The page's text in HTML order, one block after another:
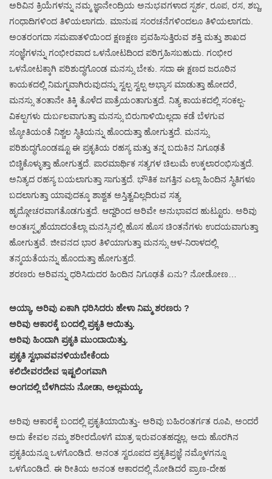
ಅರಿವಿನ ಕ್ರಿಯೆಗಳನ್ನು ನಮ್ಮ ಜ್ಞಾನೇಂದ್ರಿಯ ಅನುಭವಗಳಾದ ಸ್ಪರ್ಶ, ರೂಪ, ರಸ, ಶಬ್ದ,
ಗಂಧಾದಿಗಳಿಂದ ತಿಳಿಯಲಾಗದು. ಮಾನುಷ ಸಂರಚನೆಗಳಿಂದಲೂ ತಿಳಿಯಲಾಗದು.
ಅಂತರಂಗದಾ ಸಮಪಾತಳಿಯಿಂದ ಕ್ಷಣಕ್ಷಣ ಪ್ರವಹಿಸುತ್ತಿರುವ ಶಕ್ತಿ ಮತ್ತು ಶಾಖದ
ಸಂಜ್ಞೆಗಳನ್ನು ಗಂಭೀರವಾದ ಒಳನೋಟದಿಂದ ಪರಿಗ್ರಹಿಸಬಹುದು. ಗಂಭೀರ
ಒಳನೋಟಕ್ಕಾಗಿ ಪರಿಶುದ್ಧಗೊಂಡ ಮನಸ್ಸು ಬೇಕು. ಸದಾ ಈ ಕ್ಷಣದ ಜರೂರಿನ
ಕಾಯಕದಲ್ಲಿ ನಿಮಗ್ನವಾಗಿರುವುದನ್ನು ಸ್ವಲ್ಪ ಸ್ವಲ್ಪ ಅಭ್ಯಾಸ ಮಾಡುತ್ತಾ ಹೋದರೆ,
ಮನಸ್ಸು ತಂತಾನೇ ತಿಕ್ಕಿ ತೊಳೆದ ಪಾತ್ರೆಯಂತಾಗುತ್ತದೆ. ನಿತ್ಯ ಕಾಯಕದಲ್ಲಿ ಸಂಕಲ್ಪ-
ವಿಕಲ್ಪಗಳು ದುರ್ಬಲವಾಗುತ್ತಾ ಮನಸ್ಸು ಬಿರುಗಾಳಿಯಿಲ್ಲದಾ ಕಡೆ ಬೆಳಗುವ
ಜ್ಯೋತಿಯಂತೆ ನಿಶ್ಚಲ ಸ್ಥಿತಿಯನ್ನು ಹೊಂದುತ್ತಾ ಹೋಗುತ್ತದೆ. ಮನಸ್ಸು
ಪರಿಶುದ್ಧಗೊಂಡಷ್ಟೂ ಈ ಪ್ರಕೃತಿಯ ರಹಸ್ಯ ಮತ್ತು ತನ್ನ ಬದುಕಿನ ನಿಗೂಢತೆ
ಬಿಚ್ಚಿಕೊಳ್ಳುತ್ತಾ ಹೋಗುತ್ತದೆ. ಪಾರಮಾರ್ಥಿಕ ಸತ್ಯಗಳ ಚಿಲುಮೆ ಉಕ್ಕಲಾರಂಭಿಸುತ್ತದೆ.
ಅನಿತ್ಯದ ರಹಸ್ಯ ಬಯಲಾಗುತ್ತಾ ಸಾಗುತ್ತದೆ. ಭೌತಿಕ ಜಗತ್ತಿನ ಎಲ್ಲಾ ಹಿಂದಿನ ಸ್ಥಿತಿಗಳೂ
ಬದಲಾಗುತ್ತಾ ಯಾವುದಕ್ಕೂ ಶಾಶ್ವತ ಅಸ್ತಿತ್ವವಿಲ್ಲದಿರುವ ಸತ್ಯ
ಹೃದ್ಗೋಚರವಾಗತೊಡಗುತ್ತದೆ. ಆದ್ದರಿಂದ ಅರಿವೇ ಅನುಭಾವದ ಹುಟ್ಟೂರು. ಅರಿವು
ಅಂತಃಸ್ಪೃಹೆಯಾದಂತೆಲ್ಲಾ ಮನಸ್ಸಿನಲ್ಲಿ ಹೊಸ ಹೊಸ ಚಿಂತನೆಗಳು ಉದಯವಾಗುತ್ತಾ
ಹೋಗುತ್ತವೆ. ಜೀವನದ ಭಾರ ತಿಳಿಯಾಗುತ್ತಾ ಮನಸ್ಸು ಆಳ-ನಿರಾಳದಲ್ಲಿ
ತನ್ಮಯತೆಯನ್ನು ಹೊಂದುತ್ತಾ ಹೋಗುತ್ತದೆ.
ಶರಣರು ಅರಿವನ್ನು ಧರಿಸಿದುದರ ಹಿಂದಿನ ನಿಗೂಢತೆ ಏನು? ನೋಡೋಣ…
ಅಯ್ಯಾ, ಅರಿವು ಏಕಾಗಿ ಧರಿಸಿದರು ಹೇಳಾ ನಿಮ್ಮ ಶರಣರು ?
ಅರಿವು ಆಕಾರಕ್ಕೆ ಬಂದಲ್ಲಿ ಪ್ರಕೃತಿ ಆಯಿತ್ತು.
ಅರಿವು ಹಿಂದಾಗಿ ಪ್ರಕೃತಿ ಮುಂದಾಯಿತ್ತು.
ಪ್ರಕೃತಿ ಸ್ವಭಾವವನಳಿಯಬೇಕೆಂದು
ಕಲಿದೇವರದೇವ ಇಷ್ಟಲಿಂಗವಾಗಿ
ಅಂಗದಲ್ಲಿ ಬೆಳಗಿದನು ನೋಡಾ, ಅಲ್ಲಮಯ್ಯ.
ಅರಿವು ಆಕಾರಕ್ಕೆ ಬಂದಲ್ಲಿ ಪ್ರಕೃತಿಯಾಯಿತ್ತು- ಅರಿವು ಬಹಿರಂತರ್ಗತ ರೂಪಿ, ಅಂದರೆ
ಅದು ಕೇವಲ ನಮ್ಮ ಶರೀರದೊಳಗೆ ಮಾತ್ರ ಇರುವಂತಹದ್ದಲ್ಲ. ಅದು ಹೊರಗಿನ
ಪ್ರಕೃತಿಯನ್ನೂ ಒಳಗೊಂಡಿದೆ. ಅನಂತ ಸ್ವರೂಪದ ಪ್ರಕೃತಿಪ್ರಜ್ಞೆ ನಮ್ಮೊಳಗನ್ನೂ
ಒಳಗೊಂಡಿದೆ. ಈ ರೀತಿಯ ಅನಂತ ಆಕಾರದಲ್ಲಿ ನೋಡಿದರೆ ಪ್ರಾಣ-ದೇಹ